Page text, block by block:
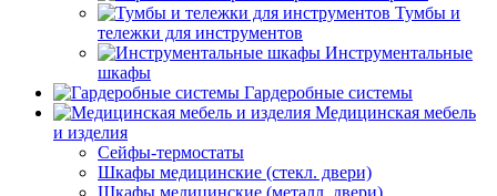
Тумбы и
тележки для инструментов
Инструментальные
шкафы
Гардеробные системы
Медицинская мебель
и изделия
Сейфы-термостаты
Шкафы медицинские (стекл. двери)
Шкафы медицинские (металл. двери)